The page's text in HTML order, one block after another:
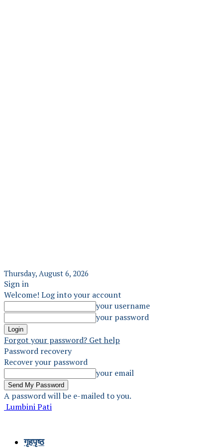
Thursday, August 6, 2026
Sign in
Welcome! Log into your account
your username
your password
Forgot your password? Get help
Password recovery
Recover your password
your email
A password will be e-mailed to you.
Lumbini Pati
गृहपृष्ठ